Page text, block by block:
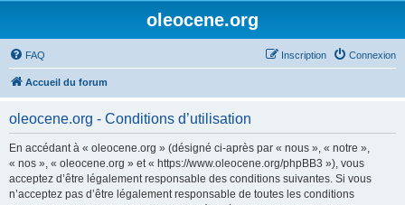
oleocene.org
FAQ Connexion
Inscription
Accueil du forum
oleocene.org - Conditions d’utilisation
En accédant à « oleocene.org » (désigné ci-après par « nous », « notre »,
« nos », « oleocene.org » et « https://www.oleocene.org/phpBB3 »), vous
acceptez d’être légalement responsable des conditions suivantes. Si vous
n’acceptez pas d’être légalement responsable de toutes les conditions